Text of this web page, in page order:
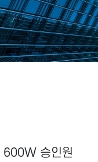
600W 승인원